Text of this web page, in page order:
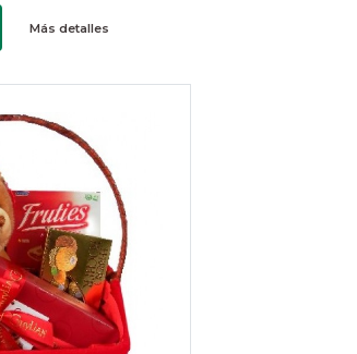
Más detalles